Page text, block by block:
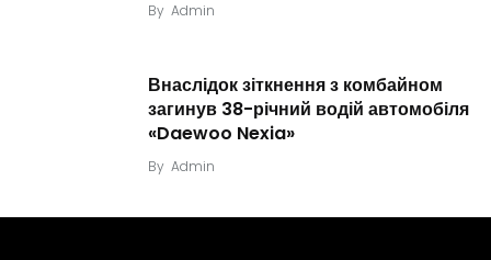
By Admin
Внаслідок зіткнення з комбайном
загинув 38-річний водій автомобіля
«Daewoo Nexia»
By Admin